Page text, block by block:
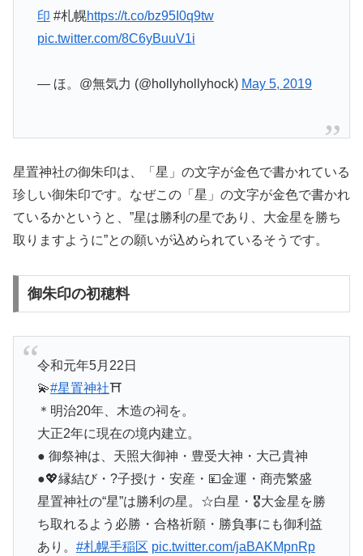
印 #札幌https://t.co/bz95I0q9tw
pic.twitter.com/8C6yBuuV1i
— ほ。@無気力 (@hollyhollyhock) May 5, 2019
星置神社の御朱印は、「星」の文字が金色で書かれている
珍しい御朱印です。なぜこの「星」の文字が金色で書かれ
ているかというと、”星は勝利の星であり、大金星を勝ち
取りますように”との願いが込められているそうです。
御朱印の初穂料
令和元年5月22日
💫#星置神社⛩
＊明治20年、木造の祠を。
大正2年に現在の境内建立。
● 御祭神は、天照大御神・豊受大神・大己貴神
●💖縁結び・?子授け・安産・💴金運・商売繁盛
星置神社の“星”は勝利の星。☆白星・🎖大金星を勝
ち取れるよう必勝・合格祈願・勝負事にも御利益
あり。 #札幌手稲区 pic.twitter.com/jaBAKMpnRp